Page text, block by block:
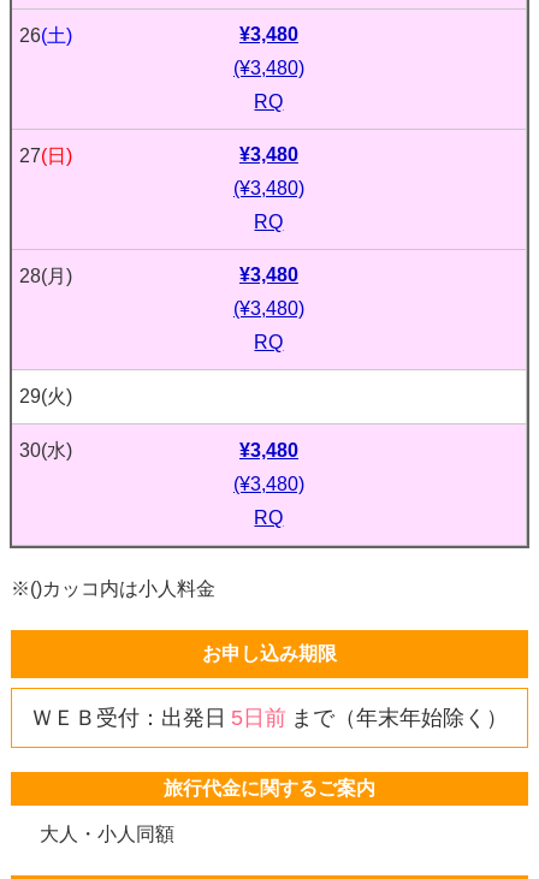
26(土)
¥3,480
(¥3,480)
RQ
27(日)
¥3,480
(¥3,480)
RQ
28(月)
¥3,480
(¥3,480)
RQ
29(火)
30(水)
¥3,480
(¥3,480)
RQ
※()カッコ内は小人料金
お申し込み期限
ＷＥＢ受付：出発日 5日前 まで（年末年始除く）
旅行代金に関するご案内
大人・小人同額